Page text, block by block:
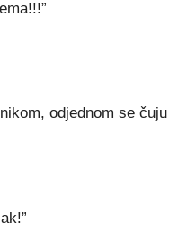
odjednom se čuju